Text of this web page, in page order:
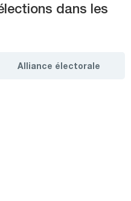
dans les
Alliance électorale